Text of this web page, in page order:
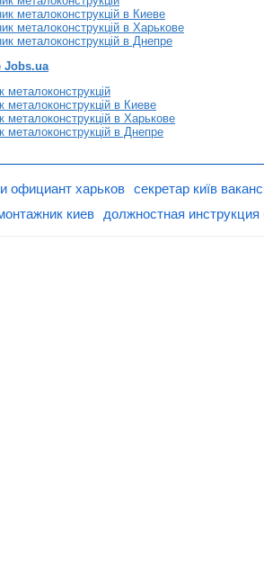
металоконструкцій в Киеве
металоконструкцій в Харькове
металоконструкцій в Днепре
Jobs.ua
в Киеве
в Харькове
в Днепре
официант харьков секретар київ
киев должностная инструкция